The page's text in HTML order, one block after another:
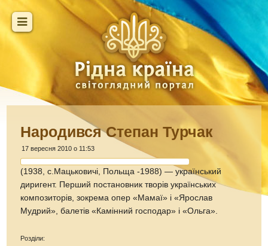
Народився Степан Турчак
17 вересня 2010 о 11:53
(1938, с.Мацьковичі, Польща -1988) — український
диригент. Перший постановник творів українських
композиторів, зокрема опер «Мамаї» і «Ярослав
Мудрий», балетів «Камінний господар» і «Ольга».
Розділи: